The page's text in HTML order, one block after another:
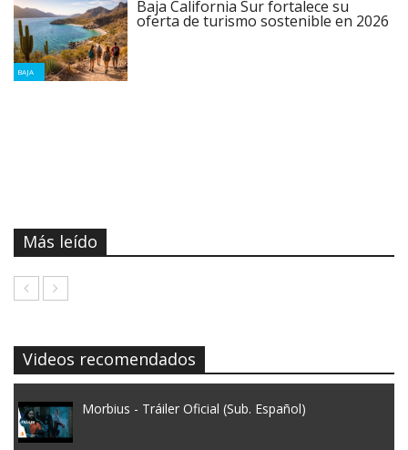
BAJA
Baja California Sur fortalece su
oferta de turismo sostenible en 2026
Más leído
Videos recomendados
Morbius - Tráiler Oficial (Sub. Español)